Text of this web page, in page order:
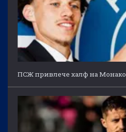
ПСЖ привлече халф на Монако